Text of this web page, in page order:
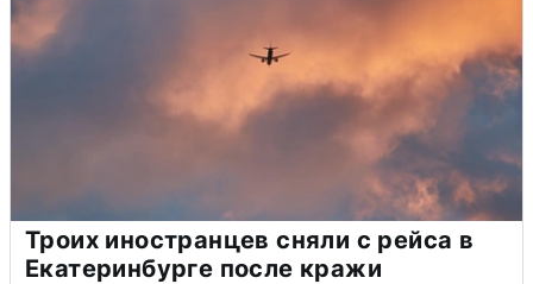
Троих иностранцев сняли с рейса в
Екатеринбурге после кражи